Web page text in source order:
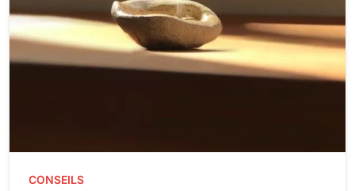
CONSEILS